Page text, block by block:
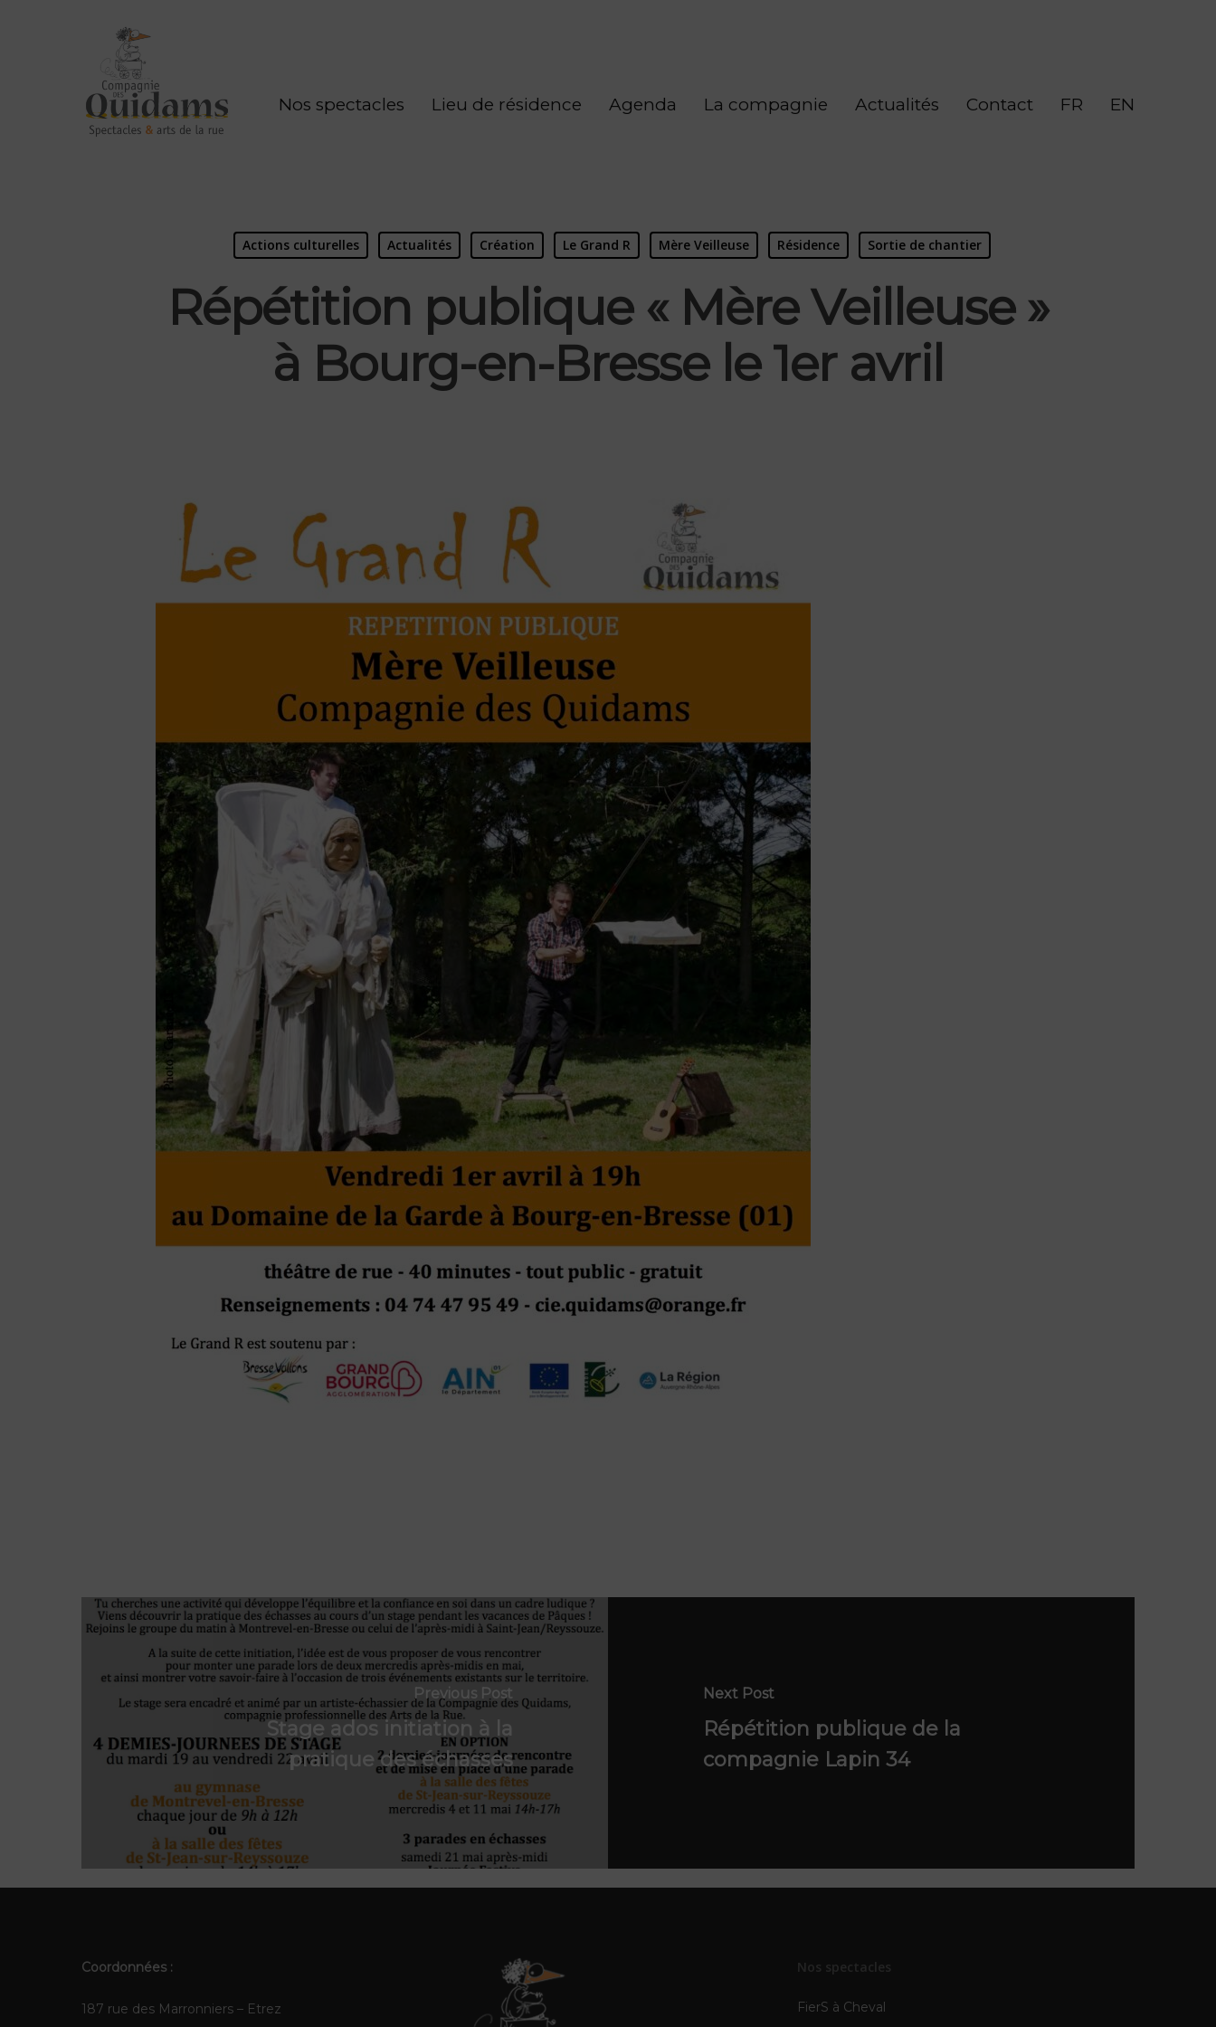
Nos spectacles Lieu de résidence Agenda La compagnie Actualités Contact FR EN
Actions culturelles Actualités Création Le Grand R Mère Veilleuse Résidence Sortie de chantier
Répétition publique « Mère Veilleuse »
à Bourg-en-Bresse le 1er avril
Previous Post
Stage ados initiation à la
pratique des échasses
Next Post
Répétition publique de la
compagnie Lapin 34
Coordonnées :
187 rue des Marronniers – Etrez
Nos spectacles
FierS à Cheval